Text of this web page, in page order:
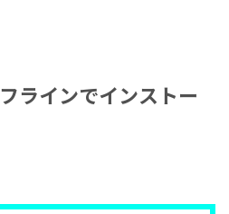
ラインでインストー